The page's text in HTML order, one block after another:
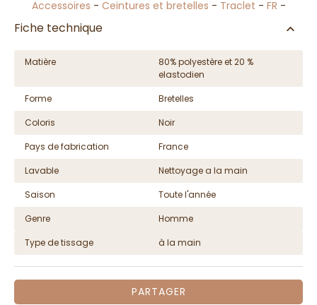
Accessoires - Ceintures et bretelles - Traclet - FR -
Fiche technique
Matière
80% polyestère et 20 %
elastodien
Forme
Bretelles
Coloris
Noir
Pays de fabrication
France
Lavable
Nettoyage a la main
Saison
Toute l'année
Genre
Homme
Type de tissage
à la main
PARTAGER